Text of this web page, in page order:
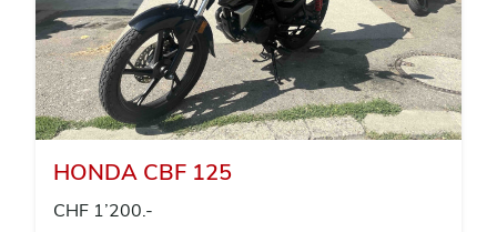
HONDA CBF 125
CHF 1’200.-